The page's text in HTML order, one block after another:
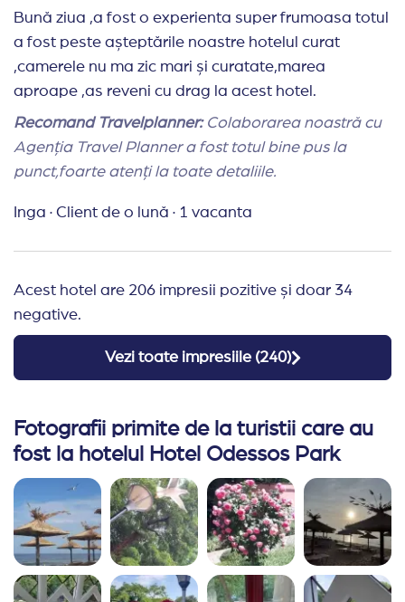
Bună ziua ,a fost o experienta super frumoasa totul
a fost peste așteptările noastre hotelul curat
,camerele nu ma zic mari și curatate,marea
aproape ,as reveni cu drag la acest hotel.
Recomand Travelplanner:Colaborarea noastră cu
Agenția Travel Planner a fost totul bine pus la
punct,foarte atenți la toate detaliile.
Inga · Client de o lună · 1 vacanta
Acest hotel are 206 impresii pozitive și doar 34
negative.
Vezi toate impresiile (240)
Fotografii primite de la turistii care au
fost la hotelul Hotel Odessos Park